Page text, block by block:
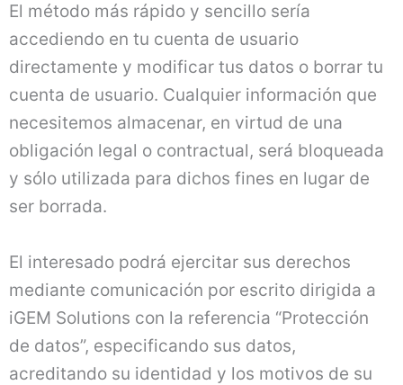
El método más rápido y sencillo sería
accediendo en tu cuenta de usuario
directamente y modificar tus datos o borrar tu
cuenta de usuario. Cualquier información que
necesitemos almacenar, en virtud de una
obligación legal o contractual, será bloqueada
y sólo utilizada para dichos fines en lugar de
ser borrada.
El interesado podrá ejercitar sus derechos
mediante comunicación por escrito dirigida a
iGEM Solutions con la referencia “Protección
de datos”, especificando sus datos,
acreditando su identidad y los motivos de su